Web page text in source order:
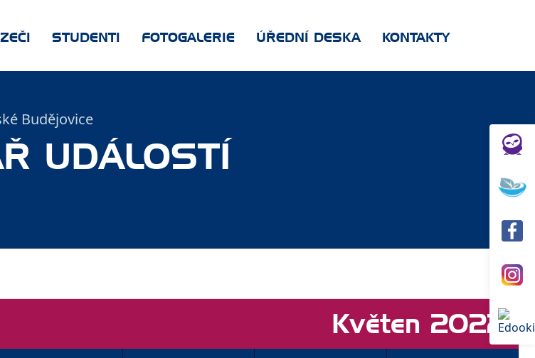
STUDENTI FOTOGALERIE ÚŘEDNÍ DESKA KONTAKTY
Budějovice
UDÁLOSTÍ
Květen 2022